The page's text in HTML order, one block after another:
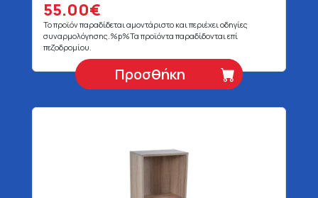
55.00€
Το προϊόν παραδίδεται αμοντάριστο και περιέχει οδηγίες
συναρμολόγησης.%p%Τα προϊόντα παραδίδονται επί
πεζοδρομίου.
Προσθήκη